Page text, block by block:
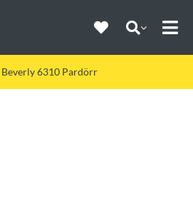
Beverly 6310 Pardörr